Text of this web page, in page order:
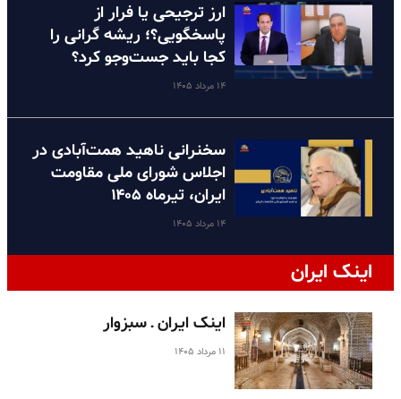
ارز ترجیحی یا فرار از
پاسخگویی؟؛ ریشه گرانی را
کجا باید جست‌وجو کرد؟
۱۴ مرداد ۱۴۰۵
سخنرانی ناهید همت‌آبادی در
اجلاس شورای ملی مقاومت
ایران، تیرماه ۱۴۰۵
۱۴ مرداد ۱۴۰۵
اینک ایران
اینک ایران ـ سبزوار
۱۱ مرداد ۱۴۰۵